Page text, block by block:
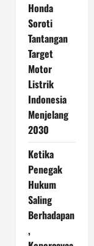
Honda
Soroti
Tantangan
Target
Motor
Listrik
Indonesia
Menjelang
2030
Ketika
Penegak
Hukum
Saling
Berhadapan
,